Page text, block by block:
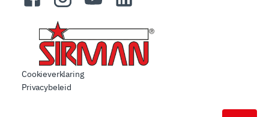
Cookieverklaring
Privacybeleid